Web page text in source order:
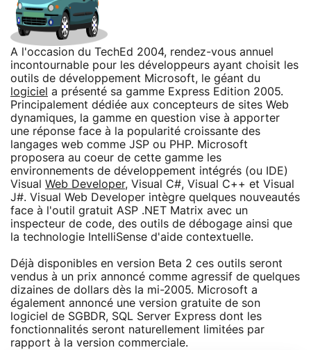
A l'occasion du TechEd 2004, rendez-vous annuel
incontournable pour les développeurs ayant choisit les
outils de développement Microsoft, le géant du
logiciel a présenté sa gamme Express Edition 2005.
Principalement dédiée aux concepteurs de sites Web
dynamiques, la gamme en question vise à apporter
une réponse face à la popularité croissante des
langages web comme JSP ou PHP. Microsoft
proposera au coeur de cette gamme les
environnements de développement intégrés (ou IDE)
Visual Web Developer, Visual C#, Visual C++ et Visual
J#. Visual Web Developer intègre quelques nouveautés
face à l'outil gratuit ASP .NET Matrix avec un
inspecteur de code, des outils de débogage ainsi que
la technologie IntelliSense d'aide contextuelle.
Déjà disponibles en version Beta 2 ces outils seront
vendus à un prix annoncé comme agressif de quelques
dizaines de dollars dès la mi-2005. Microsoft a
également annoncé une version gratuite de son
logiciel de SGBDR, SQL Server Express dont les
fonctionnalités seront naturellement limitées par
rapport à la version commerciale.